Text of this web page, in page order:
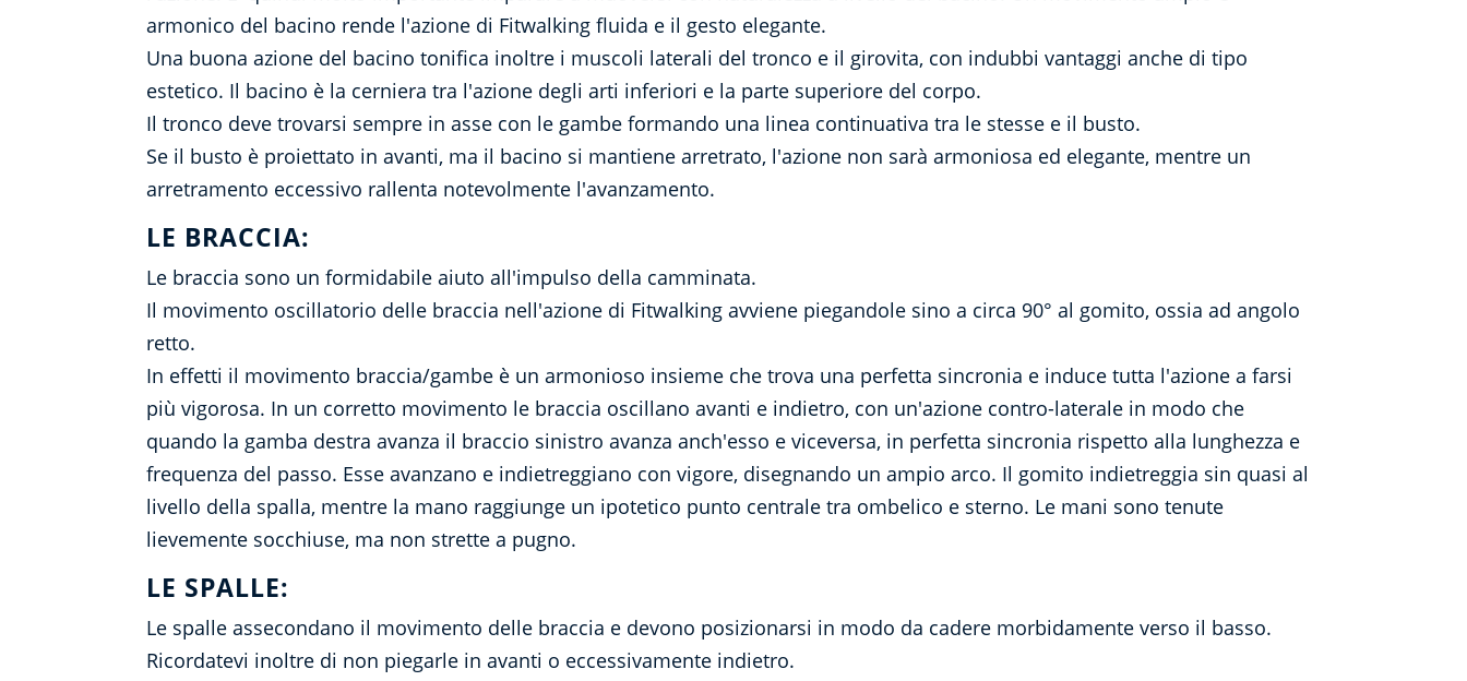
armonico del bacino rende l'azione di Fitwalking fluida e il gesto elegante.
Una buona azione del bacino tonifica inoltre i muscoli laterali del tronco e il girovita, con indubbi vantaggi anche di tipo
estetico. Il bacino è la cerniera tra l'azione degli arti inferiori e la parte superiore del corpo.
Il tronco deve trovarsi sempre in asse con le gambe formando una linea continuativa tra le stesse e il busto.
Se il busto è proiettato in avanti, ma il bacino si mantiene arretrato, l'azione non sarà armoniosa ed elegante, mentre un
arretramento eccessivo rallenta notevolmente l'avanzamento.
LE BRACCIA:
Le braccia sono un formidabile aiuto all'impulso della camminata.
Il movimento oscillatorio delle braccia nell'azione di Fitwalking avviene piegandole sino a circa 90° al gomito, ossia ad angolo
retto.
In effetti il movimento braccia/gambe è un armonioso insieme che trova una perfetta sincronia e induce tutta l'azione a farsi
più vigorosa. In un corretto movimento le braccia oscillano avanti e indietro, con un'azione contro-laterale in modo che
quando la gamba destra avanza il braccio sinistro avanza anch'esso e viceversa, in perfetta sincronia rispetto alla lunghezza e
frequenza del passo. Esse avanzano e indietreggiano con vigore, disegnando un ampio arco. Il gomito indietreggia sin quasi al
livello della spalla, mentre la mano raggiunge un ipotetico punto centrale tra ombelico e sterno. Le mani sono tenute
lievemente socchiuse, ma non strette a pugno.
LE SPALLE:
Le spalle assecondano il movimento delle braccia e devono posizionarsi in modo da cadere morbidamente verso il basso.
Ricordatevi inoltre di non piegarle in avanti o eccessivamente indietro.